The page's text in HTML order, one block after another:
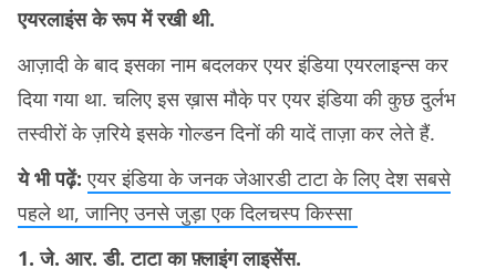
एयरलाइंस के रूप में रखी थी.
आज़ादी के बाद इसका नाम बदलकर एयर इंडिया एयरलाइन्स कर
दिया गया था. चलिए इस ख़ास मौके़ पर एयर इंडिया की कुछ दुर्लभ
तस्वीरों के ज़रिये इसके गोल्डन दिनों की यादें ताज़ा कर लेते हैं.
ये भी पढ़ें:एयर इंडिया के जनक जेआरडी टाटा के लिए देश सबसे
पहले था, जानिए उनसे जुड़ा एक दिलचस्प किस्सा
1. जे. आर. डी. टाटा का फ़्लाइंग लाइसेंस.